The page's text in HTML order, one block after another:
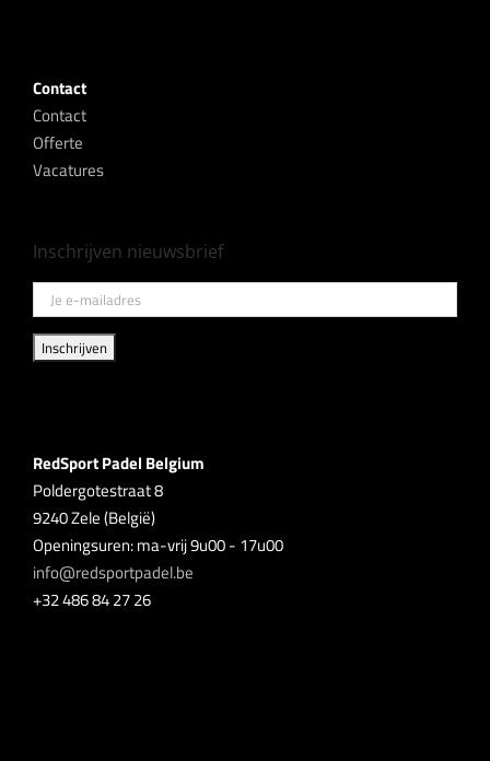
Contact
Contact
Offerte
Vacatures
Inschrijven nieuwsbrief
RedSport Padel Belgium
Poldergotestraat 8
9240 Zele (België)
Openingsuren: ma-vrij 9u00 - 17u00
info@redsportpadel.be
+32 486 84 27 26